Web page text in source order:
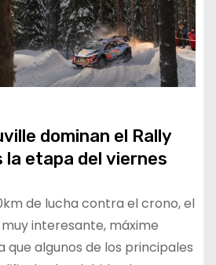
dominan el Rally
la etapa del viernes
de lucha contra el crono, el
interesante, máxime
que algunos de los principales